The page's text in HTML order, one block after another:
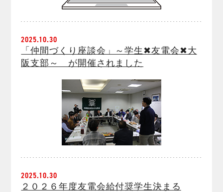
2025.10.30
「仲間づくり座談会」～学生✖友電会✖大
阪支部～ が開催されました
2025.10.30
２０２６年度友電会給付奨学生決まる